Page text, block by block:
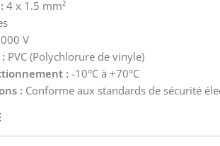
4 x 1.5 mm²
V
PVC (Polychlorure de vinyle)
: -10°C à +70°C
: Conforme aux standards de sécurité